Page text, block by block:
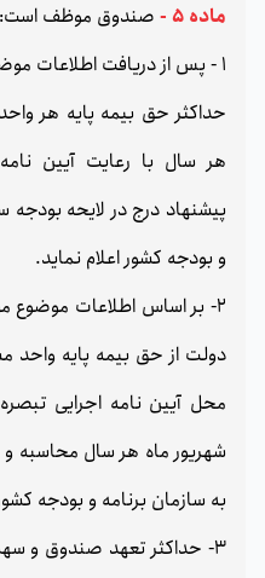
ماده 5 -
صندوق موظف است:
حداکثر حق بیمه پایه هر
پیشنهاد درج در لایحه بودجه
و بودجه کشور اعلام نماید.
دولت از حق بیمه پایه واحد
شهریور ماه هر سال محاسبه و
به سازمان برنامه و بودجه
3- حداکثر تعهد صندوق و